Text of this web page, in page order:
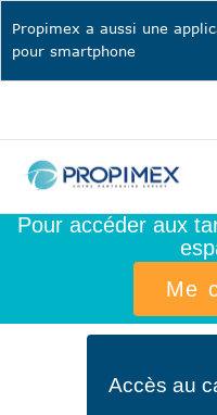
au
contenu
Propimex a aussi une
pour smartphone
Pour accéder aux
Me
Accès au